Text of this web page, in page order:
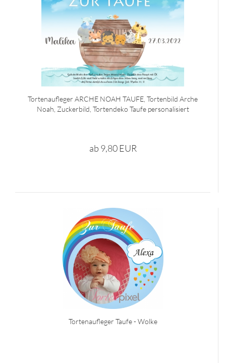
Tortenaufleger ARCHE NOAH TAUFE, Tortenbild Arche
Noah, Zuckerbild, Tortendeko Taufe personalisiert
ab 9,80 EUR
Tortenaufleger Taufe - Wolke